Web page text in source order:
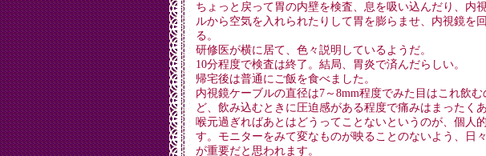
ちょっと戻って胃の内壁を検査、息を吸い込んだり、内
ルから空気を入れられたりして胃を膨らませ、内視鏡を
る。
研修医が横に居て、色々説明しているようだ。
10分程度で検査は終了。結局、胃炎で済んだらしい。
帰宅後は普通にご飯を食べました。
内視鏡ケーブルの直径は7～8mm程度でみた目はこれ飲
ど、飲み込むときに圧迫感がある程度で痛みはまったくあ
喉元過ぎればあとはどうってことないというのが、個人
す。モニターをみて変なものが映ることのないよう、日
が重要だと思われます。